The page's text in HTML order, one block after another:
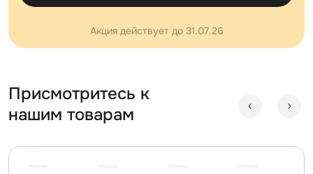
Акция действует до 31.07.26
Присмотритесь к
нашим товарам